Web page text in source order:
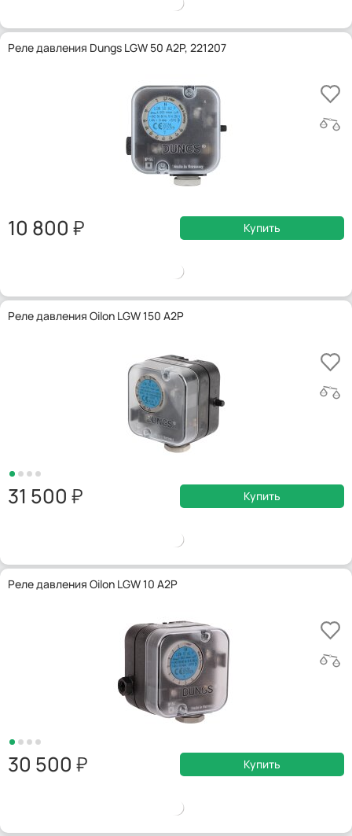
Реле давления Dungs LGW 50 A2P, 221207
10 800 Купить
Реле давления Oilon LGW 150 A2P
31 500 Купить
Реле давления Oilon LGW 10 A2P
30 500 Купить